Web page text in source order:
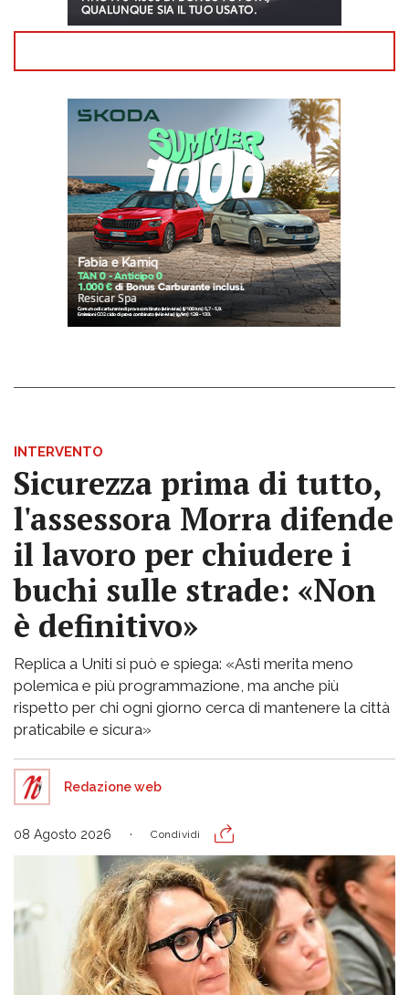
INTERVENTO
Sicurezza prima di tutto,
l'assessora Morra difende
il lavoro per chiudere i
buchi sulle strade: «Non
è definitivo»
Replica a Uniti si può e spiega: «Asti merita meno
polemica e più programmazione, ma anche più
rispetto per chi ogni giorno cerca di mantenere la città
praticabile e sicura»
Redazione web
08 Agosto 2026 Condividi